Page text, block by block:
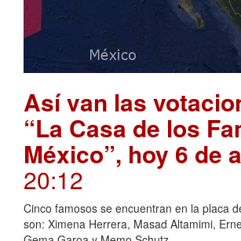
Así van las
“La Casa de los
México”, hoy 6 de
20:12
Cinco famosos se encuentran en la placa
son: Ximena Herrera, Masad Altamimi,